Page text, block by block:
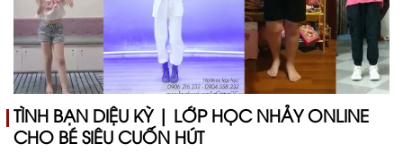
TÌNH BẠN DIỆU KỲ | LỚP HỌC NHẢY ONLINE
CHO BÉ SIÊU CUỐN HÚT